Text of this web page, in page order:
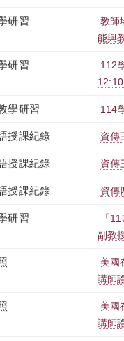
研習
教師
能與
研習
112
學研習 114
授課紀錄 資傳
授課紀錄 資傳
授課紀錄 資傳
研習
「
副教
美國
講師
美國
講師